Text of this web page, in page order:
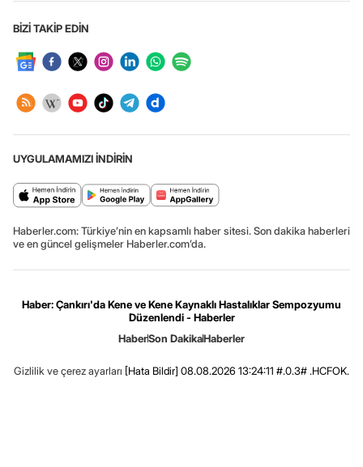
BİZİ TAKİP EDİN
UYGULAMAMIZI İNDİRİN
Haberler.com: Türkiye’nin en kapsamlı haber sitesi. Son dakika haberleri
ve en güncel gelişmeler Haberler.com’da.
Haber: Çankırı'da Kene ve Kene Kaynaklı Hastalıklar Sempozyumu
Düzenlendi - Haberler
HaberSon DakikaHaberler
Gizlilik ve çerez ayarları [Hata Bildir] 08.08.2026 13:24:11 #.0.3# .HCFOK.